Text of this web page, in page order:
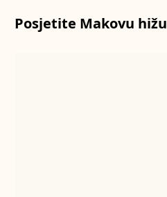
Posjetite Makovu hižu